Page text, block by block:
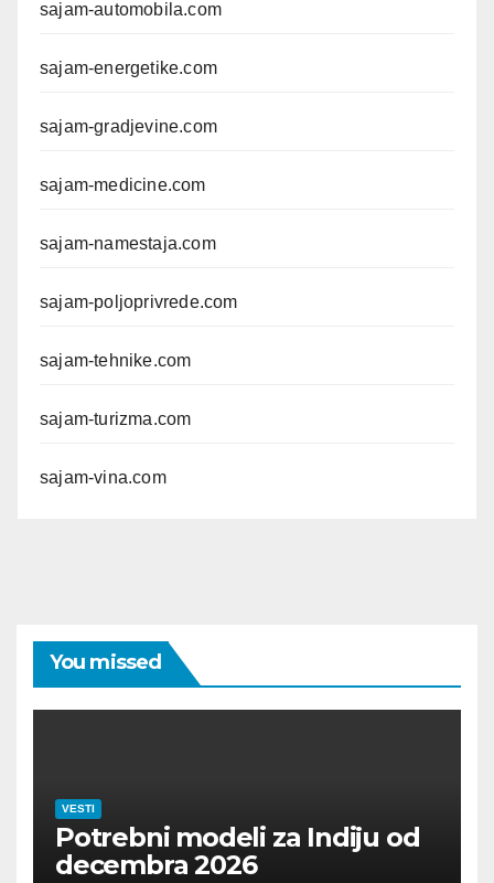
sajam-automobila.com
sajam-energetike.com
sajam-gradjevine.com
sajam-medicine.com
sajam-namestaja.com
sajam-poljoprivrede.com
sajam-tehnike.com
sajam-turizma.com
sajam-vina.com
You missed
VESTI
Potrebni modeli za Indiju od
decembra 2026